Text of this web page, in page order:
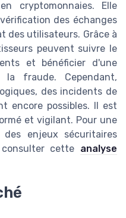
cryptomonnaies. Elle
des échanges
des utilisateurs. Grâce à
peuvent suivre le
et bénéficier d'une
fraude. Cependant,
des incidents de
encore possibles. Il est
et vigilant. Pour une
des enjeux sécuritaires
cette analyse